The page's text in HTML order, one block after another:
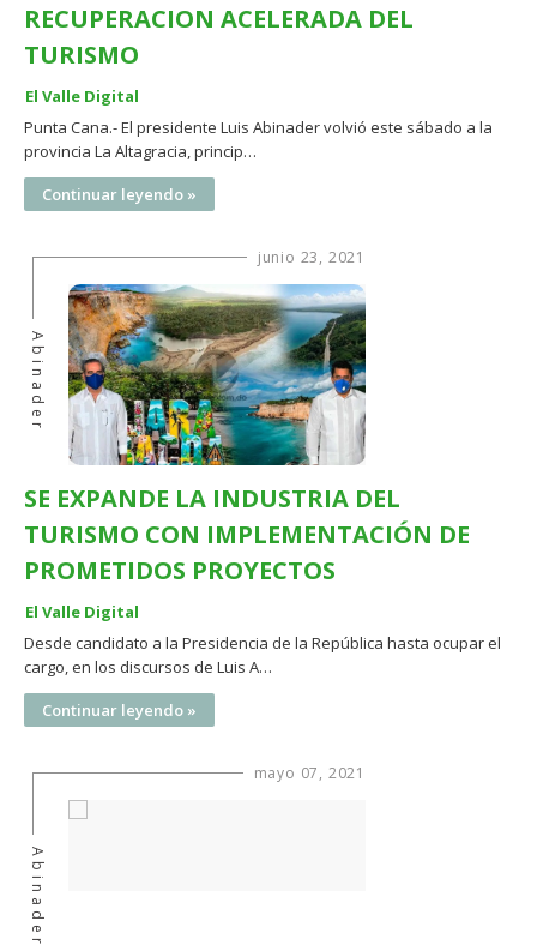
RECUPERACION ACELERADA DEL
TURISMO
El Valle Digital
Punta Cana.- El presidente Luis Abinader volvió este sábado a la
provincia La Altagracia, princip…
Continuar leyendo »
junio 23, 2021
Abinader
SE EXPANDE LA INDUSTRIA DEL
TURISMO CON IMPLEMENTACIÓN DE
PROMETIDOS PROYECTOS
El Valle Digital
Desde candidato a la Presidencia de la República hasta ocupar el
cargo, en los discursos de Luis A…
Continuar leyendo »
mayo 07, 2021
Abinader